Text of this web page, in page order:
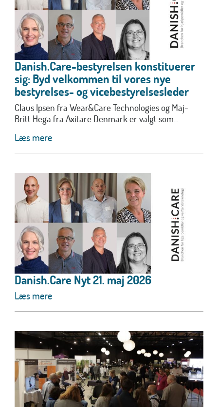
Danish.Care-bestyrelsen konstituerer
sig: Byd velkommen til vores nye
bestyrelses- og vicebestyrelsesleder
Claus Ipsen fra Wear&Care Technologies og Maj-
Britt Hega fra Axitare Denmark er valgt som...
Læs mere
Danish.Care Nyt 21. maj 2026
Læs mere